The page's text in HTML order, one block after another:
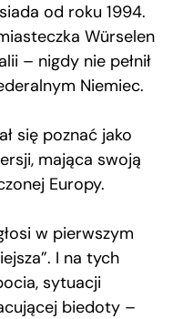
od roku 1994.
Würselen
– nigdy nie pełnił
Niemiec.
się poznać jako
mająca swoją
Europy.
w pierwszym
I na tych
sytuacji
biedoty –